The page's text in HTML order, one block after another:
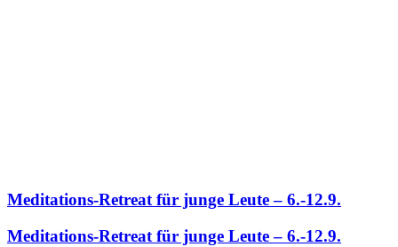
Meditations-Retreat für junge Leute – 6.-12.9.
Meditations-Retreat für junge Leute – 6.-12.9.